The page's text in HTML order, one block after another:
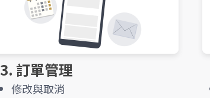
3. 訂單管理
修改與取消